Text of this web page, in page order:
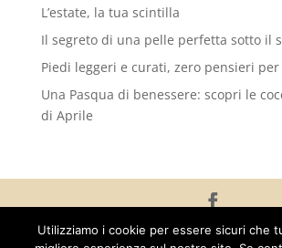
L’estate, la tua scintilla
Il segreto di una pelle perfetta sotto il
Piedi leggeri e curati, zero pensieri per
Una Pasqua di benessere: scopri le
di Aprile
Copyright © 2025 - Armonia Estetica e
Utilizziamo i cookie per essere sicuri che